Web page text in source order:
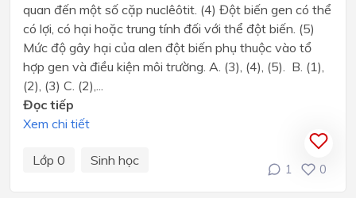
quan đến một số cặp nuclêôtit. (4) Đột biến gen có thể
có lợi, có hại hoặc trung tính đối với thể đột biến. (5)
Mức độ gây hại của alen đột biến phụ thuộc vào tổ
hợp gen và điều kiện môi trường. A. (3), (4), (5). B. (1),
(2), (3) C. (2),...
Đọc tiếp
Xem chi tiết
Lớp 0 Sinh học
1 0